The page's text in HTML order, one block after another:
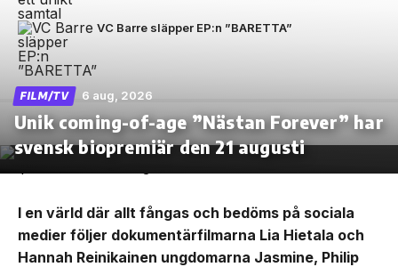
VC Barre släpper EP:n ”BARETTA”
FILM/TV 6 aug, 2026
Unik coming-of-age ”Nästan Forever” har
svensk biopremiär den 21 augusti
I en värld där allt fångas och bedöms på sociala
medier följer dokumentärfilmarna Lia Hietala och
Hannah Reinikainen ungdomarna Jasmine, Philip